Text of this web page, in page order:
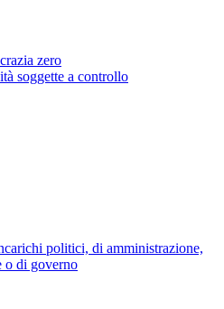
zero
soggette a controllo
politici, di amministrazione,
o di governo